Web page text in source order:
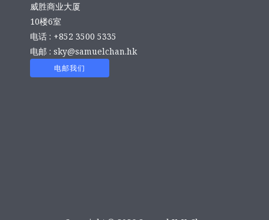
威胜商业大厦
10楼6室
电话 : +852 3500 5335
电邮 : sky@samuelchan.hk
电邮我们